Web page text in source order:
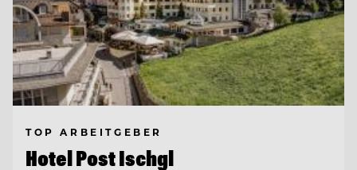
TOP ARBEITGEBER
Hotel Post Ischgl